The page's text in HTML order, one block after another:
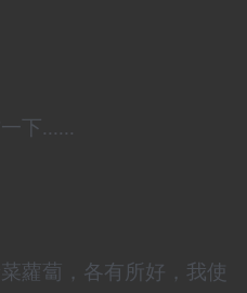
下......
蘿蔔，各有所好，我使